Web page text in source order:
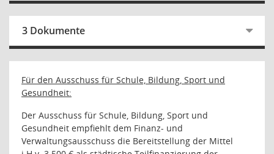
3 Dokumente
Für den Ausschuss für Schule, Bildung, Sport und
Gesundheit:
Der Ausschuss für Schule, Bildung, Sport und
Gesundheit empfiehlt dem Finanz- und
Verwaltungsausschuss die Bereitstellung der Mittel